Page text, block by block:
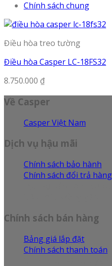
Chính sách chung
Điều hòa treo tường
Điều hòa Casper LC-18FS32
8.750.000 ₫
Về Casper
Casper Việt Nam
Dịch vụ hậu mãi
Chính sách bảo hành
Chính sách đổi trả hàng
Chính sách bán hàng
Bảng giá lắp đặt
Chính sách thanh toán